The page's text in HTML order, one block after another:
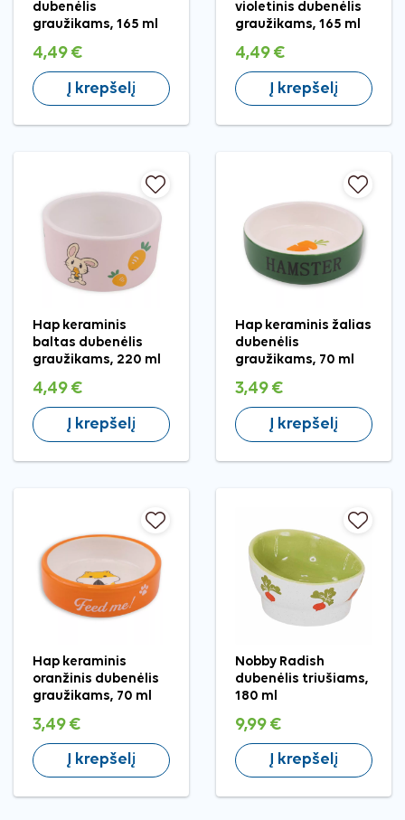
dubenėlis
graužikams, 165 ml
4,49 €
Į krepšelį
violetinis dubenėlis
graužikams, 165 ml
4,49 €
Į krepšelį
Hap keraminis
baltas dubenėlis
graužikams, 220 ml
4,49 €
Į krepšelį
Hap keraminis žalias
dubenėlis
graužikams, 70 ml
3,49 €
Į krepšelį
Hap keraminis
oranžinis dubenėlis
graužikams, 70 ml
3,49 €
Į krepšelį
Nobby Radish
dubenėlis triušiams,
180 ml
9,99 €
Į krepšelį